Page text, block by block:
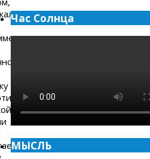
Час Солнца
МЫСЛЬ